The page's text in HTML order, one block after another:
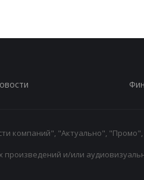
компаний", "Актуально", "Промо",
и/или